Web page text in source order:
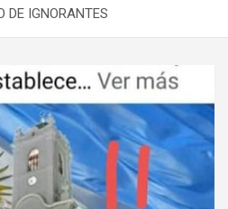
DE IGNORANTES